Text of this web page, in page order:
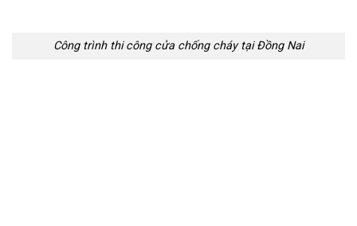
Công trình thi công cửa chống cháy tại Đồng Nai